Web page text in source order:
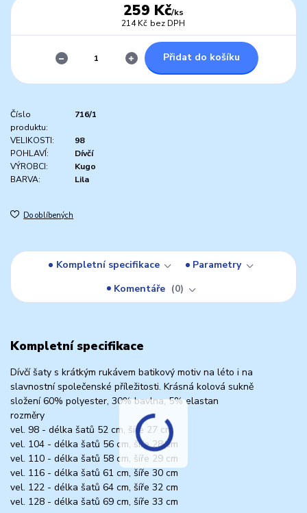
259 Kč/ks
214 Kč bez DPH
Přidat do košíku
Číslo
produktu:
716/1
VELIKOSTI:
98
POHLAVÍ:
Dívčí
VÝROBCI:
Kugo
BARVA:
Lila
Do oblíbených
Kompletní specifikace
Parametry
Komentáře
0
Kompletní specifikace
Dívčí šaty s krátkým rukávem batikový motiv na léto i na
slavnostní společenské příležitosti. Krásná kolová sukně
složení 60% polyester, 30% bavlna, 5% elastan
rozměry
vel. 98 - délka šatů 52 cm, šíře 27 cm
vel. 104 - délka šatů 56 cm, šíře 28 cm
vel. 110 - délka šatů 58 cm, šíře 29 cm
vel. 116 - délka šatů 61 cm, šíře 30 cm
vel. 122 - délka šatů 64 cm, šíře 32 cm
vel. 128 - délka šatů 69 cm, šíře 33 cm